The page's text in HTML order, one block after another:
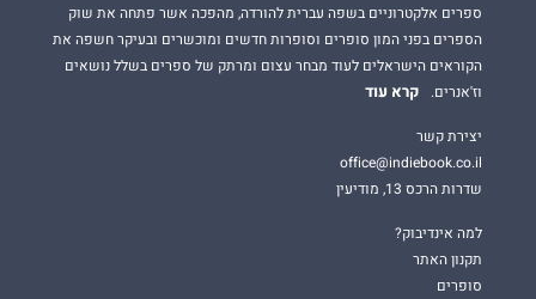
ספרים אלקטרוניים בשפה עברית להורדה, מהפכה אשר פתחה את שוק
הספרים בפני המון סופרים וסופרות חדשים ומוכשרים ובעיקר חשפה את
הקוראים הישראלים לעוד מבחר עצום ומרתק של ספרים בשלל נושאים
וז'אנרים.
קרא עוד
יצירת קשר
office@indiebook.co.il
שדרות הרכס 13, מודיעין
למה אינדיבוק?
תקנון האתר
סופרים